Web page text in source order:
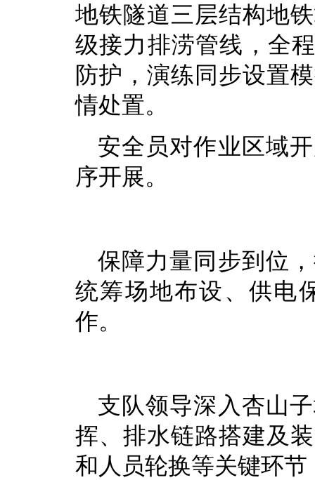
地铁隧道三层结构地
级接力排涝管线，全
防护，演练同步设置
情处置。
安全员对作业区域
序开展。
保障力量同步到位
统筹场地布设、供电
作。
支队领导深入杏山
挥、排水链路搭建及
和人员轮换等关键环